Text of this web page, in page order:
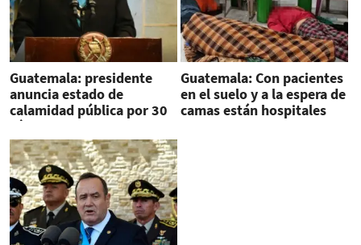
Guatemala: presidente
anuncia estado de
calamidad pública por 30
días
Guatemala: Con pacientes
en el suelo y a la espera de
camas están hospitales